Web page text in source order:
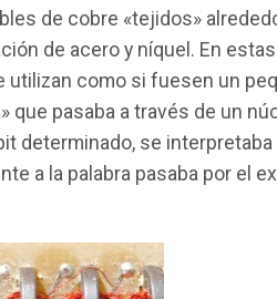
de cobre «tejidos»
de acero y ní­quel. En
como si fuesen un
que pasaba a través de un
determinado, se interpretaba
a la palabra pasaba por el